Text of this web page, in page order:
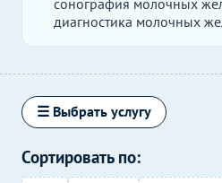
сонография молочных
диагностика молочных
☰ Выбрать услугу
Сортировать по: